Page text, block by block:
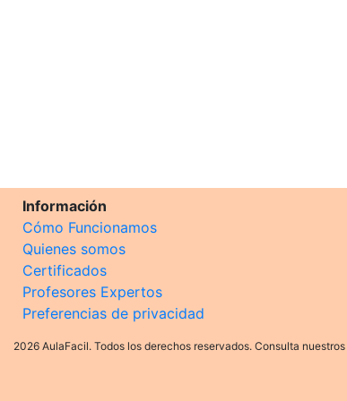
Información
Cómo Funcionamos
Quienes somos
Certificados
Profesores Expertos
Preferencias de privacidad
2026 AulaFacil. Todos los derechos reservados. Consulta nuestros